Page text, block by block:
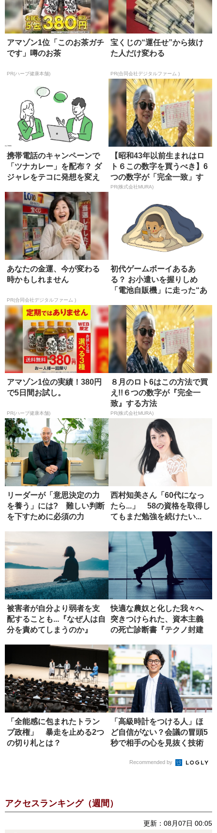
アマゾン1位「このお茶ガチ
です」噂のお茶
PR(ハーブ健康本舗)
宝くじの“運任せ”から抜け
た人だけ変わる
PR(合同会社デジタルファーム )
携帯電話のキャンペーンで
「ツナカレー」を配布？ ダ
ジャレをテコに発想を変え
【昭和43年以前生まれはロ
ト６この数字を買うべき】6
つの数字が「完全一致」す
る方...
PR(株式会社MURA)
あなたの金運、今が変わる
時かもしれません
PR(合同会社デジタルファーム )
初代ゲームボーイあるあ
る？ お小遣いを握りしめ
「電池自販機」に走った“あ
アマゾン1位の実績！380円
で5日間お試し。
PR(ハーブ健康本舗)
８月のロト6はこの方法で買
え!!６つの数字が『完全一
致』する方法
PR(株式会社MURA)
リーダーが「意思決定の力
を養う」には? 難しい判断
を下すために必須の力
西村知美さん「60代になっ
たら...」 58の資格を取得し
てもまだ勉強を続けたい...
被害者が自分より弱者を支
配することも...『なぜ人は自
分を責めてしまうのか』
快適な農奴と化した我々へ
突きつけられた、資本主義
の死亡診断書『テクノ封建
「全能感に包まれたトラン
プ政権」 暴走を止める2つ
の切り札とは？
「高級時計をつける人」ほ
ど自信がない？会議の冒頭5
秒で相手の心を見抜く技術
Recommended by
アクセスランキング（週間）
更新：08月07日 00:05